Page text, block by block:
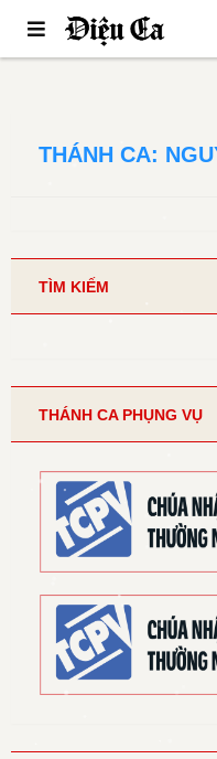
THÁNH CA:
TÌM KIẾM
THÁNH CA PHỤNG VỤ